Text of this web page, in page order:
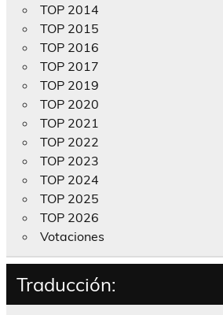
TOP 2014
TOP 2015
TOP 2016
TOP 2017
TOP 2019
TOP 2020
TOP 2021
TOP 2022
TOP 2023
TOP 2024
TOP 2025
TOP 2026
Votaciones
Traducción: